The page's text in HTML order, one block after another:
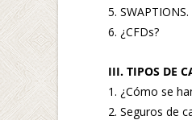
5. SWAPTIONS.
6. ¿CFDs?
III. TIPOS DE
1. ¿Cómo se
2. Seguros de